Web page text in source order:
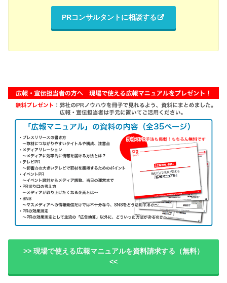
PRコンサルタントに相談する
>> 現場で使える広報マニュアルを資料請求する（無料）
<<